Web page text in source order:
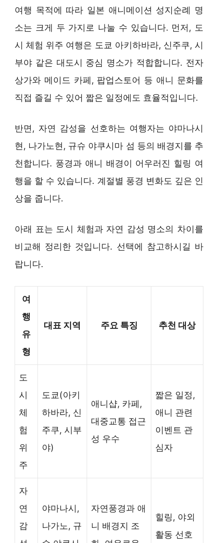
여행 목적에 따라 일본 애니메이션 성지순례 명
소는 크게 두 가지로 나눌 수 있습니다. 먼저, 도
시 체험 위주 여행은 도쿄 아키하바라, 신주쿠, 시
부야 같은 대도시 중심 명소가 적합합니다. 전자
상가와 메이드 카페, 팝업스토어 등 애니 문화를
직접 즐길 수 있어 짧은 일정에도 효율적입니다.
반면, 자연 감성을 선호하는 여행자는 야마나시
현, 나가노현, 규슈 야쿠시마 섬 등의 배경지를 추
천합니다. 풍경과 애니 배경이 어우러진 힐링 여
행을 할 수 있습니다. 계절별 풍경 변화도 깊은 인
상을 줍니다.
아래 표는 도시 체험과 자연 감성 명소의 차이를
비교해 정리한 것입니다. 선택에 참고하시길 바
랍니다.
여
행
유
형
대표 지역 주요 특징 추천 대상
도
시
체
험
위
주
도쿄(아키
하바라, 신
주쿠, 시부
야)
애니샵, 카페,
대중교통 접근
성 우수
짧은 일정,
애니 관련
이벤트 관
심자
자
연
감
야마나시,
나가노, 규
자연풍경과 애
니 배경지 조
힐링, 야외
활동 선호